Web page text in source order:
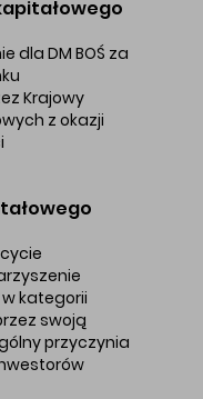
dla DM BOŚ za
Krajowy
z okazji
kategorii
swoją
przyczynia